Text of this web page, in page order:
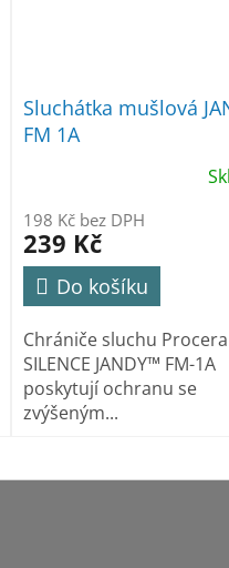
Sluchátka mušlová
FM 1A
198 Kč bez DPH
239 Kč
Do košíku
Chrániče sluchu
SILENCE JANDY™ FM-1A
poskytují ochranu se
zvýšeným...